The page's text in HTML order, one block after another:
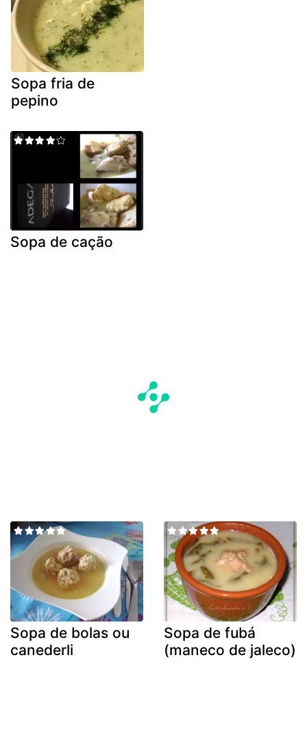
Sopa fria de
pepino
Sopa de cação
Sopa de bolas ou
canederli
Sopa de fubá
(maneco de jaleco)